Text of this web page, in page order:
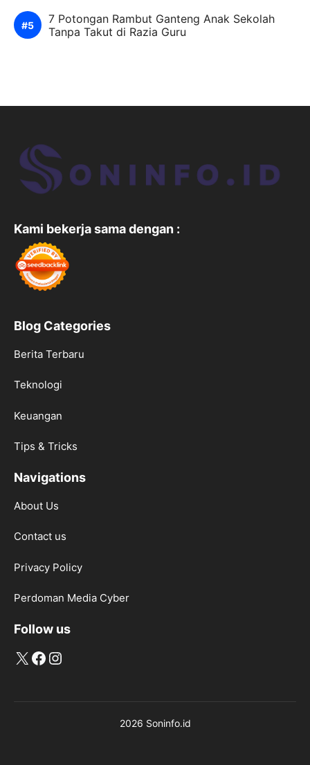
7 Potongan Rambut Ganteng Anak Sekolah
Tanpa Takut di Razia Guru
Kami bekerja sama dengan :
Blog Categories
Berita Terbaru
Teknologi
Keuangan
Tips & Tricks
Navigations
About Us
Contact us
Privacy Policy
Perdoman Media Cyber
Follow us
X Facebook
Instagram
2026 Soninfo.id